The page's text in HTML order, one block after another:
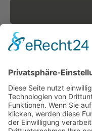
Alpspitzstr. 1 ·
+49 (0)8821 -